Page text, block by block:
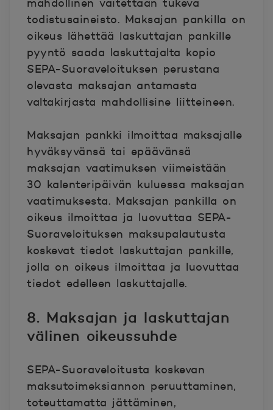
mahdollinen väitettään tukeva
todistusaineisto. Maksajan pankilla on
oikeus lähettää laskuttajan pankille
pyyntö saada laskuttajalta kopio
SEPA-Suoraveloituksen perustana
olevasta maksajan antamasta
valtakirjasta mahdollisine liitteineen.
Maksajan pankki ilmoittaa maksajalle
hyväksyvänsä tai epäävänsä
maksajan vaatimuksen viimeistään
30 kalenteripäivän kuluessa maksajan
vaatimuksesta. Maksajan pankilla on
oikeus ilmoittaa ja luovuttaa SEPA-
Suoraveloituksen maksupalautusta
koskevat tiedot laskuttajan pankille,
jolla on oikeus ilmoittaa ja luovuttaa
tiedot edelleen laskuttajalle.
8. Maksajan ja laskuttajan
välinen oikeussuhde
SEPA-Suoraveloitusta koskevan
maksutoimeksiannon peruuttaminen,
toteuttamatta jättäminen,